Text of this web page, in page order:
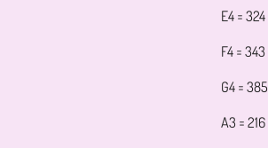
E4 =
F4 =
G4 =
A3 =